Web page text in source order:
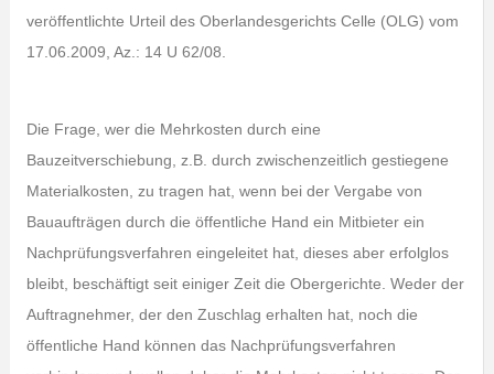
veröffentlichte Urteil des Oberlandesgerichts Celle (OLG) vom
17.06.2009, Az.: 14 U 62/08.
Die Frage, wer die Mehrkosten durch eine
Bauzeitverschiebung, z.B. durch zwischenzeitlich gestiegene
Materialkosten, zu tragen hat, wenn bei der Vergabe von
Bauaufträgen durch die öffentliche Hand ein Mitbieter ein
Nachprüfungsverfahren eingeleitet hat, dieses aber erfolglos
bleibt, beschäftigt seit einiger Zeit die Obergerichte. Weder der
Auftragnehmer, der den Zuschlag erhalten hat, noch die
öffentliche Hand können das Nachprüfungsverfahren